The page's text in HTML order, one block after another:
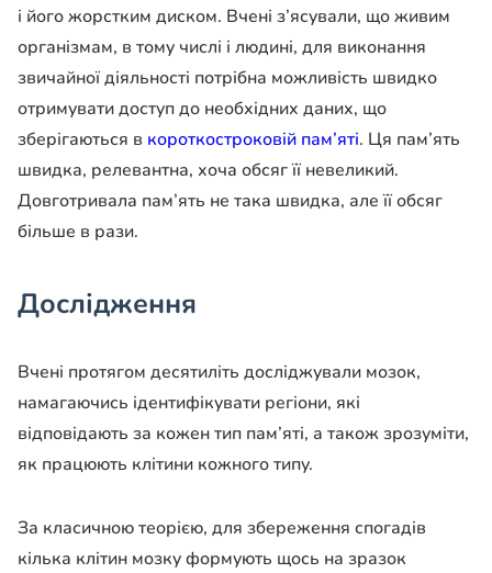
і його жорстким диском. Вчені з’ясували, що живим
організмам, в тому числі і людині, для виконання
звичайної діяльності потрібна можливість швидко
отримувати доступ до необхідних даних, що
зберігаються в короткостроковій пам’яті. Ця пам’ять
швидка, релевантна, хоча обсяг її невеликий.
Довготривала пам’ять не така швидка, але її обсяг
більше в рази.
Дослідження
Вчені протягом десятиліть досліджували мозок,
намагаючись ідентифікувати регіони, які
відповідають за кожен тип пам’яті, а також зрозуміти,
як працюють клітини кожного типу.
За класичною теорією, для збереження спогадів
кілька клітин мозку формують щось на зразок